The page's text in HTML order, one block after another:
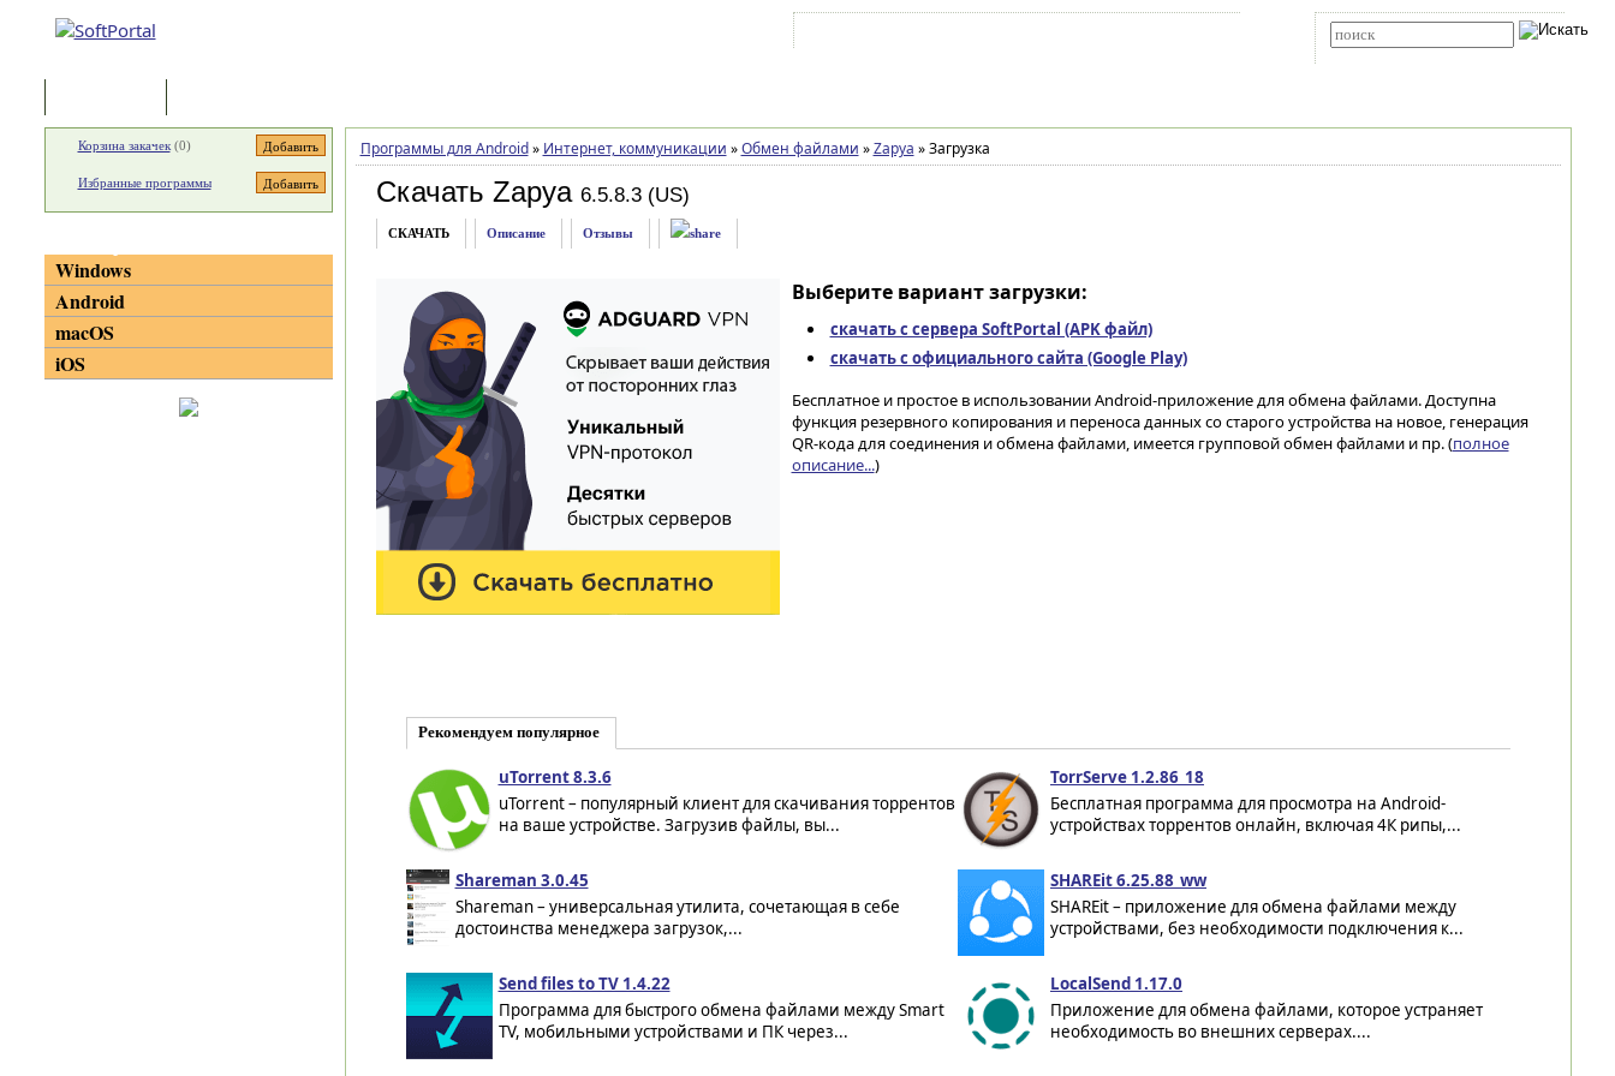
Программы для Android » Интернет, коммуникации » Обмен файлами » Zapya »Загрузка
Скачать Zapya 6.5.8.3 (US)
СКАЧАТЬ Описание Отзывы
Выберите вариант загрузки:
скачать с сервера SoftPortal (APK файл)
скачать с официального сайта (Google Play)
Бесплатное и простое в использовании Android-приложение для обмена файлами. Доступна
функция резервного копирования и переноса данных со старого устройства на новое, генерация
QR-кода для соединения и обмена файлами, имеется групповой обмен файлами и пр. (полное
описание...)
Рекомендуем популярное
uTorrent 8.3.6
uTorrent – популярный клиент для скачивания торрентов
на ваше устройстве. Загрузив файлы, вы...
TorrServe 1.2.86_18
Бесплатная программа для просмотра на Android-
устройствах торрентов онлайн, включая 4К рипы,...
Shareman 3.0.45
Shareman – универсальная утилита, сочетающая в себе
достоинства менеджера загрузок,...
SHAREit 6.25.88_ww
SHAREit – приложение для обмена файлами между
устройствами, без необходимости подключения к...
Send files to TV 1.4.22
Программа для быстрого обмена файлами между Smart
TV, мобильными устройствами и ПК через...
LocalSend 1.17.0
Приложение для обмена файлами, которое устраняет
необходимость во внешних серверах....
Корзина закачек(0)
Избранные программы
Windows
Android
macOS
iOS